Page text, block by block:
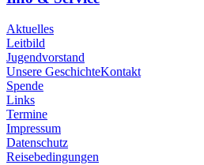
Aktuelles
Leitbild
Jugendvorstand
Unsere GeschichteKontakt
Spende
Links
Termine
Impressum
Datenschutz
Reisebedingungen